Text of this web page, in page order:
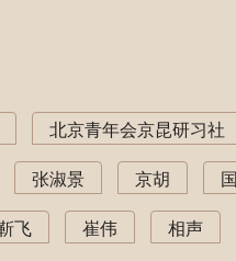
北京青年会京昆研习社
张淑景 京胡
飞 崔伟 相声